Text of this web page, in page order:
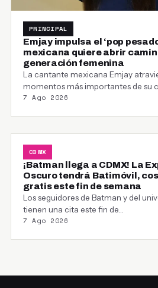
PRINCIPAL
Emjay impulsa el ‘pop
mexicana quiere abrir
generación femenina
La cantante mexicana Emjay
momentos más importantes de su
7 Ago 2026
CDMX
¡Batman llega a CDMX! La
Oscuro tendrá Batimóvil,
gratis este fin de semana
Los seguidores de Batman y del
tienen una cita este fin de…
7 Ago 2026